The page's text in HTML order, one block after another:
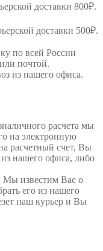
доставки 800₽.
доставки 500₽.
по всей России
почтой.
из нашего офиса.
расчета мы
на электронную
расчетный счет, Вы
нашего офиса, либо
Мы известим Вас о
его из нашего
наш курьер и Вы